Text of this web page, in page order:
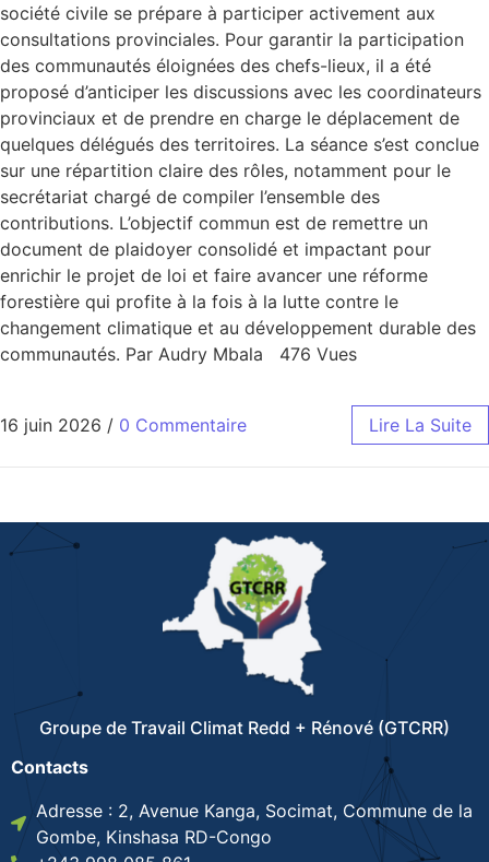
société civile se prépare à participer activement aux
consultations provinciales. Pour garantir la participation
des communautés éloignées des chefs-lieux, il a été
proposé d’anticiper les discussions avec les coordinateurs
provinciaux et de prendre en charge le déplacement de
quelques délégués des territoires. La séance s’est conclue
sur une répartition claire des rôles, notamment pour le
secrétariat chargé de compiler l’ensemble des
contributions. L’objectif commun est de remettre un
document de plaidoyer consolidé et impactant pour
enrichir le projet de loi et faire avancer une réforme
forestière qui profite à la fois à la lutte contre le
changement climatique et au développement durable des
communautés. Par Audry Mbala 476 Vues
16 juin 2026 / 0 Commentaire Lire La Suite
Groupe de Travail Climat Redd + Rénové (GTCRR)
Contacts
Adresse : 2, Avenue Kanga, Socimat, Commune de la
Gombe, Kinshasa RD-Congo